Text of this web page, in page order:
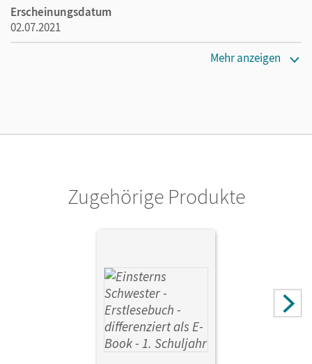
Erscheinungsdatum
02.07.2021
Mehr anzeigen
Zugehörige Produkte